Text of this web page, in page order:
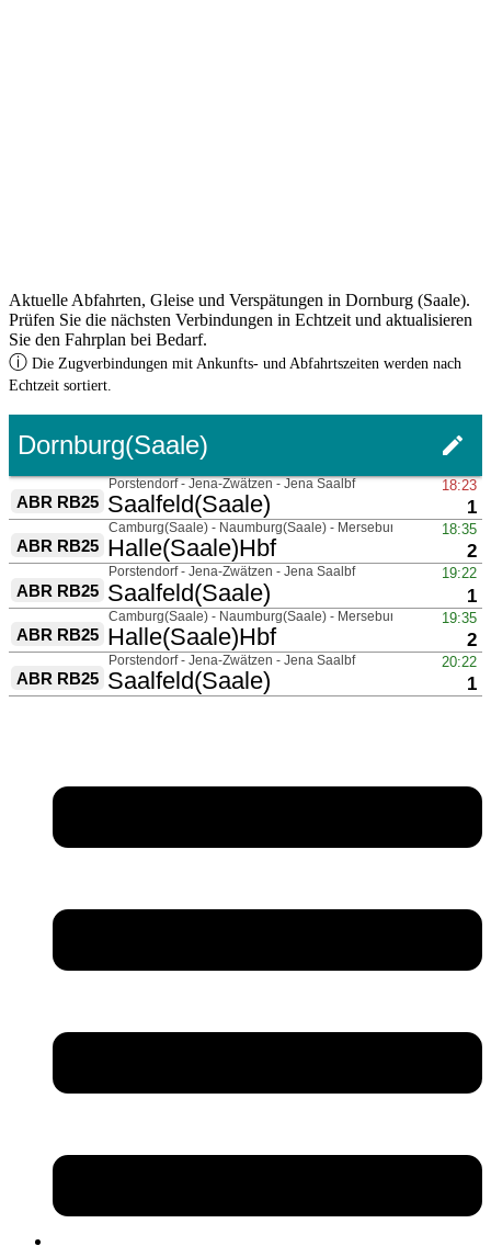
Aktuelle Abfahrten, Gleise und Verspätungen in Dornburg (Saale).
Prüfen Sie die nächsten Verbindungen in Echtzeit und aktualisieren
Sie den Fahrplan bei Bedarf.
ⓘ Die Zugverbindungen mit Ankunfts- und Abfahrtszeiten werden nach
Echtzeit sortiert.